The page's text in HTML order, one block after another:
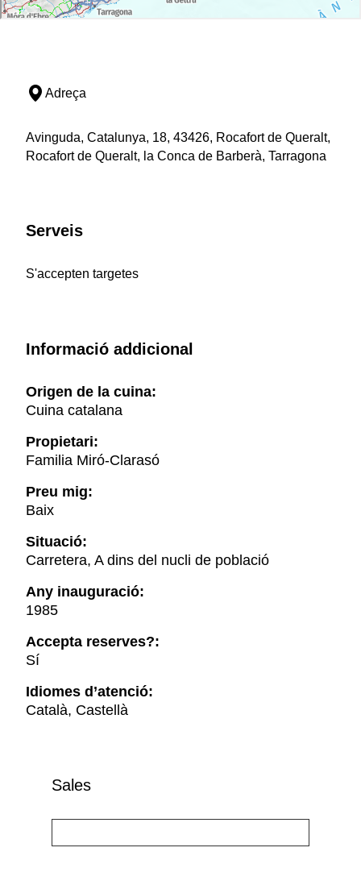
Adreça
Avinguda, Catalunya, 18, 43426, Rocafort de Queralt,
Rocafort de Queralt, la Conca de Barberà, Tarragona
Serveis
S'accepten targetes
Informació addicional
Origen de la cuina:
Cuina catalana
Propietari:
Familia Miró-Clarasó
Preu mig:
Baix
Situació:
Carretera, A dins del nucli de població
Any inauguració:
1985
Accepta reserves?:
Sí
Idiomes d’atenció:
Català, Castellà
Sales